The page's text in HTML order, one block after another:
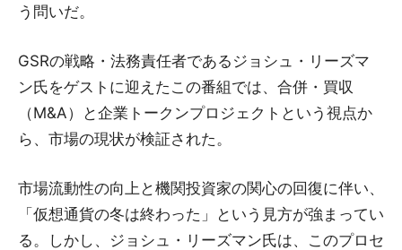
う問いだ。
GSRの戦略・法務責任者であるジョシュ・リーズマ
ン氏をゲストに迎えたこの番組では、合併・買収
（M&A）と企業トークンプロジェクトという視点か
ら、市場の現状が検証された。
市場流動性の向上と機関投資家の関心の回復に伴い、
「仮想通貨の冬は終わった」という見方が強まってい
る。しかし、ジョシュ・リーズマン氏は、このプロセ